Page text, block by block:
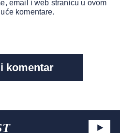
email i web stranicu u ovom
komentare.